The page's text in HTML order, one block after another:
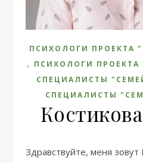
ПСИХОЛОГИ ПРОЕКТА
, ПСИХОЛОГИ
СПЕЦИАЛИСТЫ
СПЕЦИАЛИСТЫ
Здравствуйте, меня